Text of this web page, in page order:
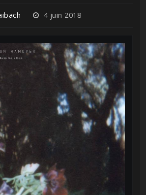
4 juin 2018